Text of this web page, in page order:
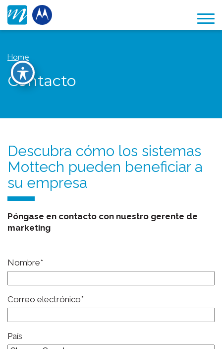
Home
Contacto
Descubra cómo los sistemas
Mottech pueden beneficiar a
su empresa
Póngase en contacto con nuestro gerente de
marketing
Nombre*
Correo electrónico*
País